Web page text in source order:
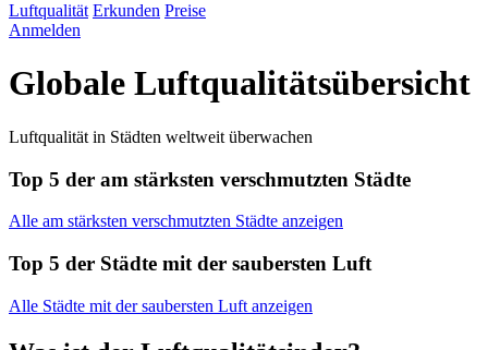
Luftqualität Erkunden Preise
Anmelden
Globale Luftqualitätsübersicht
Luftqualität in Städten weltweit überwachen
Top 5 der am stärksten verschmutzten Städte
Alle am stärksten verschmutzten Städte anzeigen
Top 5 der Städte mit der saubersten Luft
Alle Städte mit der saubersten Luft anzeigen